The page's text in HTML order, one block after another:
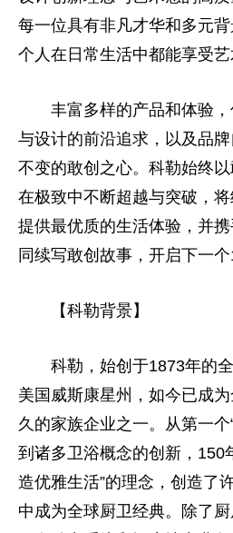
每一位具有非凡才华和多元
个人在日常生活中都能享受艺
丰富多样的产品和体验
与设计的前沿追求，以及品
不变的敢创之心。科勒始终以
在极致中不断超越与突破，
提供最优质的生活体验，并
同续写敢创故事，开启下一个
【科勒背景】
科勒，始创于1873年的
美国威斯康星州，如今已成
久的家族企业之一。从第一个
到诸多卫浴概念的创新，150
造优雅生活”的理念，创造了
中成为全球厨卫经典。除了